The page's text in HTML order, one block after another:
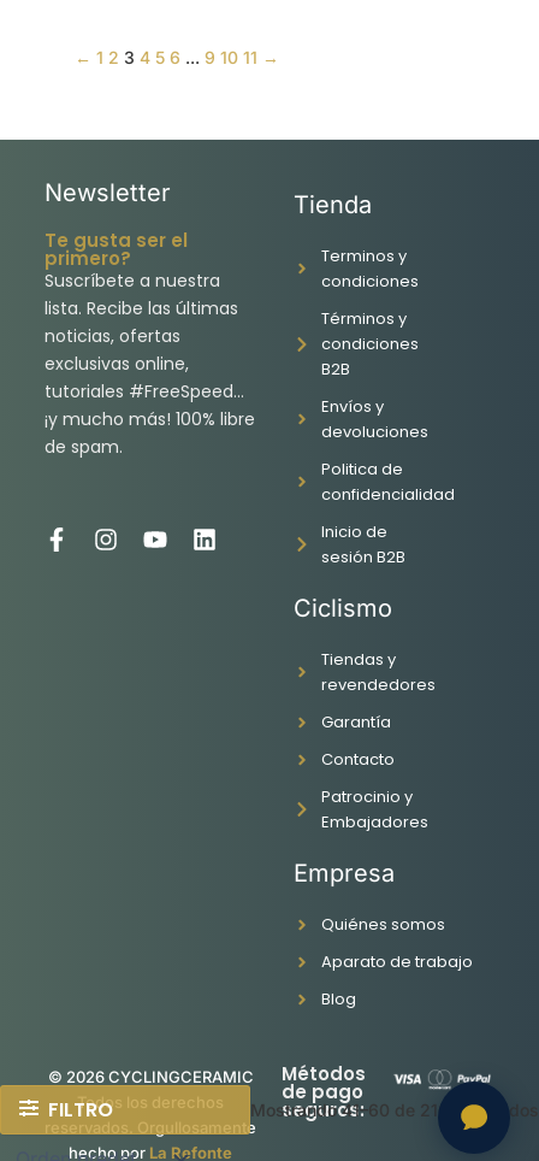
FILTRO Mostrando 41–60 de 216 resultados
← 1 2 3 4 5 6 ... 9 10 11 →
Newsletter
Te gusta ser el
primero?
Suscríbete a nuestra
lista. Recibe las últimas
noticias, ofertas
exclusivas online,
tutoriales #FreeSpeed…
¡y mucho más! 100% libre
de spam.
F
I
Y
L
Tienda
Terminos y
condiciones
Términos y
condiciones
B2B
Envíos y
devoluciones
Politica de
confidencialidad
Inicio de
sesión B2B
Ciclismo
Tiendas y
revendedores
Garantía
Contacto
Patrocinio y
Embajadores
Empresa
Quiénes somos
Aparato de trabajo
Blog
© 2026 CYCLINGCERAMIC
Todos los derechos
reservados. Orgullosamente
hecho por La Refonte
Métodos
de pago
seguros: